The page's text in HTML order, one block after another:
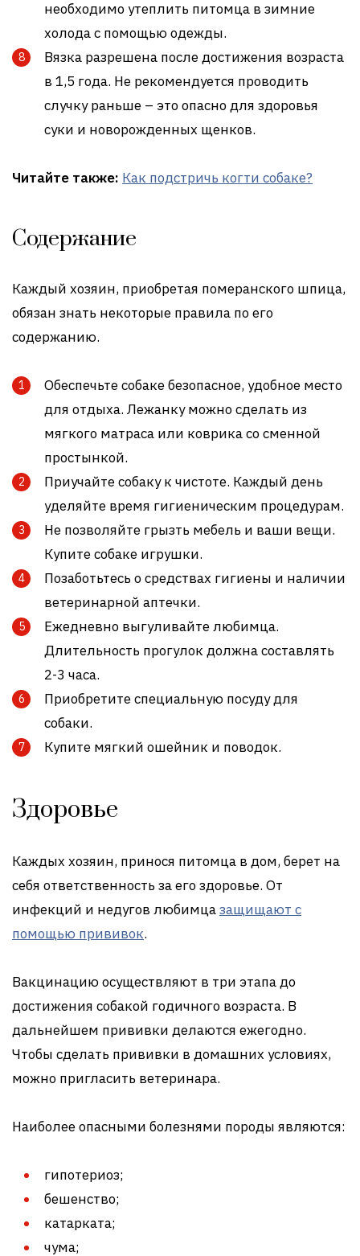
необходимо утеплить питомца в зимние
холода с помощью одежды.
Вязка разрешена после достижения возраста
в 1,5 года. Не рекомендуется проводить
случку раньше – это опасно для здоровья
суки и новорожденных щенков.
Читайте также: Как подстричь когти собаке?
Содержание
Каждый хозяин, приобретая померанского шпица,
обязан знать некоторые правила по его
содержанию.
Обеспечьте собаке безопасное, удобное место
для отдыха. Лежанку можно сделать из
мягкого матраса или коврика со сменной
простынкой.
Приучайте собаку к чистоте. Каждый день
уделяйте время гигиеническим процедурам.
Не позволяйте грызть мебель и ваши вещи.
Купите собаке игрушки.
Позаботьтесь о средствах гигиены и наличии
ветеринарной аптечки.
Ежедневно выгуливайте любимца.
Длительность прогулок должна составлять
2-3 часа.
Приобретите специальную посуду для
собаки.
Купите мягкий ошейник и поводок.
Здоровье
Каждых хозяин, принося питомца в дом, берет на
себя ответственность за его здоровье. От
инфекций и недугов любимцазащищают с
помощью прививок.
Вакцинацию осуществляют в три этапа до
достижения собакой годичного возраста. В
дальнейшем прививки делаются ежегодно.
Чтобы сделать прививки в домашних условиях,
можно пригласить ветеринара.
Наиболее опасными болезнями породы являются:
гипотериоз;
бешенство;
катарката;
чума;